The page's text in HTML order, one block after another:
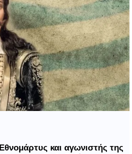
και αγωνιστής της